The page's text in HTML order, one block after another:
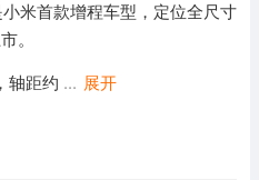
米首款增程车型，定位全尺寸
。
轴距约 ... 展开